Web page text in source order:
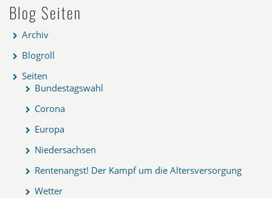
Blog Seiten
Archiv
Blogroll
Seiten
Bundestagswahl
Corona
Europa
Niedersachsen
Rentenangst! Der Kampf um die Altersversorgung
Wetter